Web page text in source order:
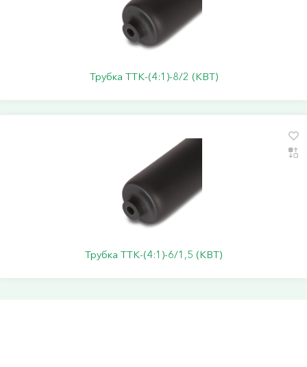
Трубка ТТК-(4:1)-8/2 (КВТ)
Трубка ТТК-(4:1)-6/1,5 (КВТ)